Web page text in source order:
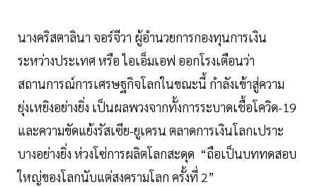
นางคริสตาลินา จอร์จีวา ผู้อำนวยการกองทุนการเงิน
ระหว่างประเทศ หรือ ไอเอ็มเอฟ ออกโรงเตือนว่า
สถานการณ์การเศรษฐกิจโลกในขณะนี้ กำลังเข้าสู่ความ
ยุ่งเหยิงอย่างยิ่ง เป็นผลพวงจากทั้งการระบาดเชื้อโควิด-19
และความขัดแย้งรัสเซีย-ยูเครน ตลาดการเงินโลกเปราะ
บางอย่างยิ่ง ห่วงโซ่การผลิตโลกสะดุด “ถือเป็นบททดสอบ
ใหญ่ของโลกนับแต่สงครามโลก ครั้งที่ 2”